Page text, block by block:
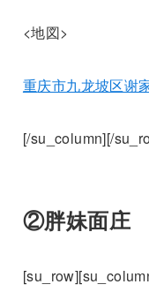
<地図>
重庆市九龙坡区谢
[/su_column][/
②胖妹面庄